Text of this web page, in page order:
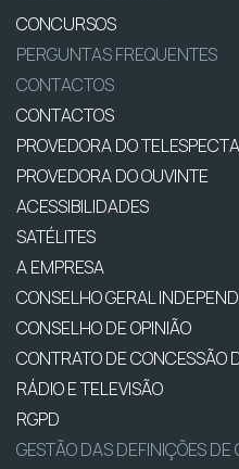
CONCURSOS
PERGUNTAS FREQUENTES
CONTACTOS
CONTACTOS
PROVEDORA DO
PROVEDORA DO OUVINTE
ACESSIBILIDADES
SATÉLITES
A EMPRESA
CONSELHO GERAL
CONSELHO DE OPINIÃO
CONTRATO DE CONCESSÃO
RÁDIO E TELEVISÃO
RGPD
GESTÃO DAS DEFINIÇÕES DE